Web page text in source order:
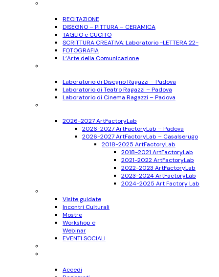
RECITAZIONE
DISEGNO – PITTURA – CERAMICA
TAGLIO e CUCITO
SCRITTURA CREATIVA: Laboratorio -LETTERA 22-
FOTOGRAFIA
L’Arte della Comunicazione
Laboratorio di Disegno Ragazzi – Padova
Laboratorio di Teatro Ragazzi – Padova
Laboratorio di Cinema Ragazzi – Padova
2026-2027 ArtFactoryLab
2026-2027 ArtFactoryLab – Padova
2026-2027 ArtFactoryLab – Casalserugo
2018-2025 ArtFactoryLab
2018-2021 ArtFactoryLab
2021-2022 ArtFactoryLab
2022-2023 ArtFactoryLab
2023-2024 ArtFactoryLab
2024-2025 Art Factory Lab
Visite guidate
Incontri Culturali
Mostre
Workshop e
Webinar
EVENTI SOCIALI
Accedi